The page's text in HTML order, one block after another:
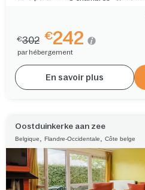
€302 €242
par hébergement
En savoir plus
Oostduinkerke aan zee
Belgique Flandre-Occidentale Côte belge